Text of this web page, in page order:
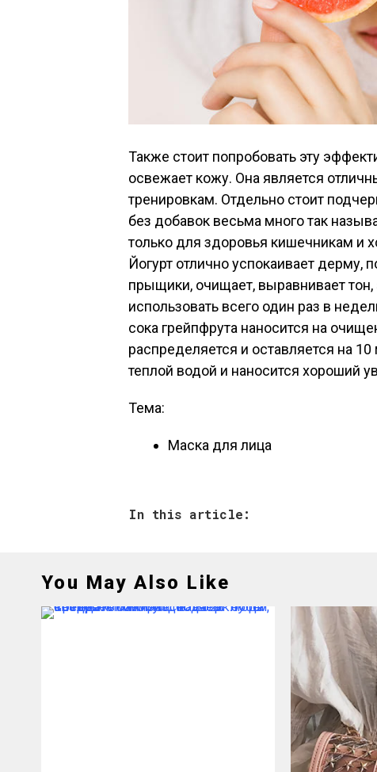
Также стоит попробовать эту
освежает кожу. Она является
тренировкам. Отдельно стоит
без добавок весьма много так
только для здоровья кишечникам и
Йогурт отлично успокаивает дерму,
прыщики, очищает, выравнивает тон,
использовать всего один раз в
сока грейпфрута наносится на
распределяется и оставляется на
теплой водой и наносится хороший
Тема:
Маска для лица
In this article:
You May Also Like